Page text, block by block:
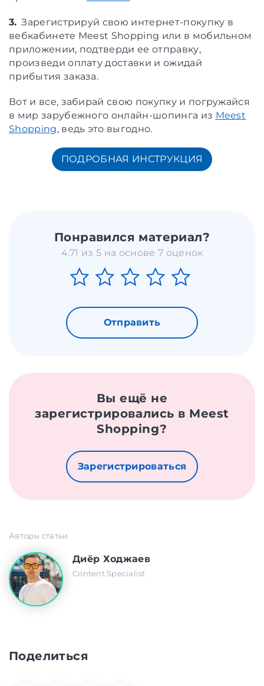
3. Зарегистрируй свою интернет-покупку в
вебкабинете Meest Shopping или в мобильном
приложении, подтверди ее отправку,
произведи оплату доставки и ожидай
прибытия заказа.
Вот и все, забирай свою покупку и погружайся
в мир зарубежного онлайн-шопинга из Meest
Shopping, ведь это выгодно.
ПОДРОБНАЯ ИНСТРУКЦИЯ
Понравился материал?
4.71 из 5 на основе 7 оценок
Отправить
Вы ещё не
зарегистрировались в Meest
Shopping?
Зарегистрироваться
Авторы статьи
Диёр Ходжаев
Content Specialist
Поделиться